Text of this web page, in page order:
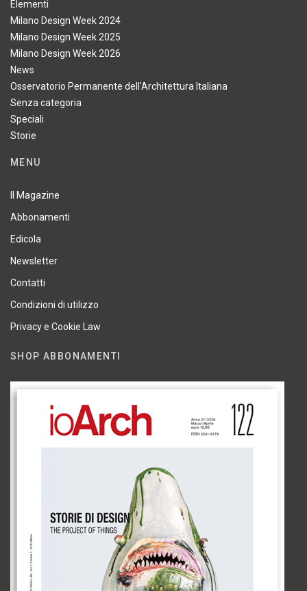
Elementi
Milano Design Week 2024
Milano Design Week 2025
Milano Design Week 2026
News
Osservatorio Permanente dell'Architettura Italiana
Senza categoria
Speciali
Storie
MENU
Il Magazine
Abbonamenti
Edicola
Newsletter
Contatti
Condizioni di utilizzo
Privacy e Cookie Law
SHOP ABBONAMENTI